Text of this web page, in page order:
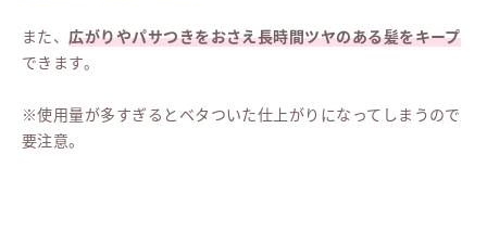
また、広がりやパサつきをおさえ長時間ツヤのある髪をキープ
できます。
※使用量が多すぎるとベタついた仕上がりになってしまうので
要注意。